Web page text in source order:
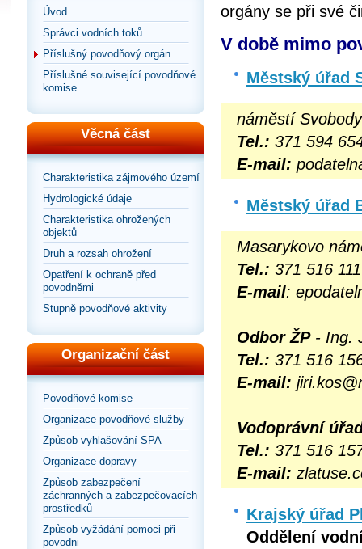
Úvod
Správci vodních toků
Příslušný povodňový orgán
Příslušné související povodňové
komise
Věcná část
Charakteristika zájmového území
Hydrologické údaje
Charakteristika ohrožených
objektů
Druh a rozsah ohrožení
Opatření k ochraně před
povodněmi
Stupně povodňové aktivity
Organizační část
Povodňové komise
Organizace povodňové služby
Způsob vyhlašování SPA
Organizace dopravy
Způsob zabezpečení
záchranných a zabezpečovacích
prostředků
Způsob vyžádání pomoci při
povodni
orgány se při své
V době mimo
Městský úřad
náměstí
Tel.: 371 594
E-mail:
Městský úřad
Masarykovo
Tel.: 371 516 111
E-mail:
Odbor ŽP - Ing.
Tel.: 371 516
E-mail:
Vodoprávní
Tel.: 371 516
E-mail:
Krajský úřad
Oddělení